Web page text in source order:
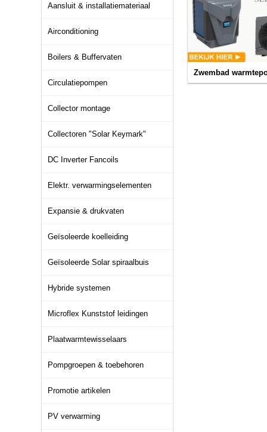
Aansluit & installatiemateriaal
Airconditioning
Boilers & Buffervaten
Circulatiepompen
Collector montage
Collectoren "Solar Keymark"
DC Inverter Fancoils
Elektr. verwarmingselementen
Expansie & drukvaten
Geïsoleerde koelleiding
Geïsoleerde Solar spiraalbuis
Hybride systemen
Microflex Kunststof leidingen
Plaatwarmtewisselaars
Pompgroepen & toebehoren
Promotie artikelen
PV verwarming
Zwembad